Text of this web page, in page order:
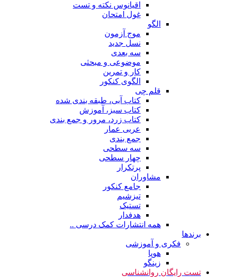
اقیانوس نکته و تست
غول امتحان
الگو
موج آزمون
نسل جدید
سه بعدی
موضوعی و مبحثی
کار و تمرین
الگوی کنکور
قلم چی
کتاب آبی، طبقه بندی شده
کتاب سبز، آموزش
کتاب زرد، مرور و جمع بندی
عربی عمار
جمع بندی
سه سطحی
چهار سطحی
پرتکرار
مشاوران
جامع کنکور
تیزشیم
تستیک
هدفدار
همه انتشارات کمک درسی ..
برندها
فکری و آموزشی
هوپا
زینگو
تست رایگان روانشناسی